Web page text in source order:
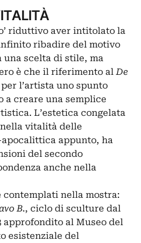
riduttivo aver intitolato la
ribadire del motivo
una scelta di stile, ma
è che il riferimento alDe
l’artista uno spunto
a creare una semplice
L’estetica congelata
vitalità delle
appunto, ha
del secondo
anche nella
nella mostra:
B., ciclo di sculture dal
approfondito al Museo del
esistenziale del